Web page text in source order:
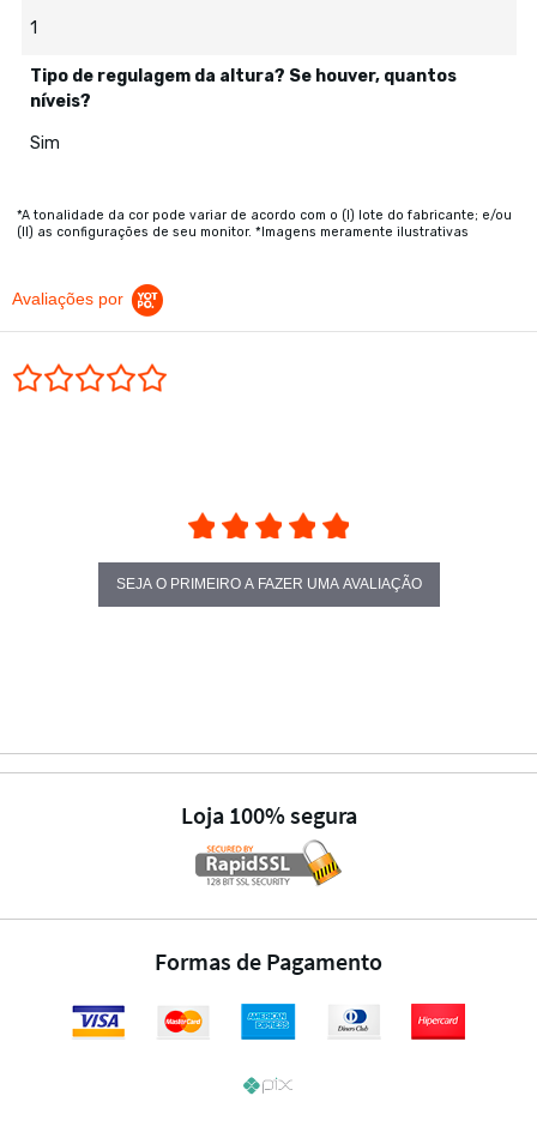
1
Tipo de regulagem da altura? Se houver, quantos
níveis?
Sim
*A tonalidade da cor pode variar de acordo com o (I) lote do fabricante; e/ou
(II) as configurações de seu monitor. *Imagens meramente ilustrativas
Avaliações por
SEJA O PRIMEIRO A FAZER UMA AVALIAÇÃO